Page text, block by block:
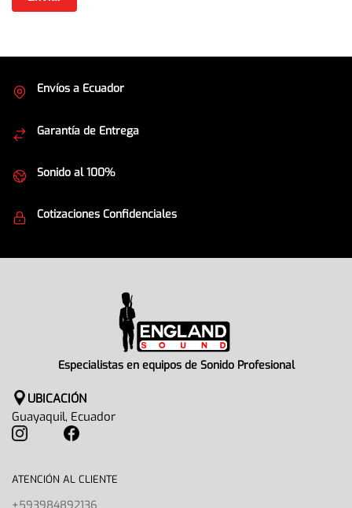
Envíos a Ecuador
Garantía de Entrega
Sonido al 100%
Cotizaciones Confidenciales
Especialistas en equipos de Sonido Profesional
UBICACIÓN
Guayaquil, Ecuador
ATENCIÓN AL CLIENTE